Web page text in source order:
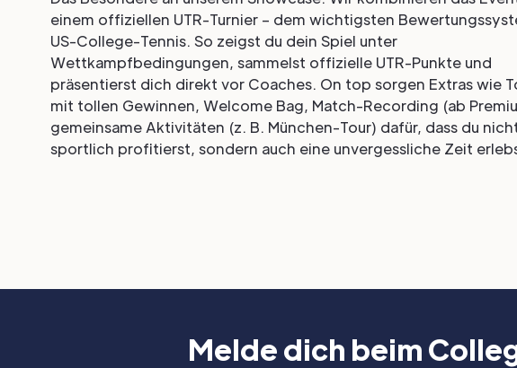
einem offiziellen UTR-Turnier – dem wichtigsten
US-College-Tennis. So zeigst du dein Spiel unter
Wettkampfbedingungen, sammelst offizielle UTR-Punkte und
präsentierst dich direkt vor Coaches. On top sorgen Extras wie
mit tollen Gewinnen, Welcome Bag, Match-Recording (ab
gemeinsame Aktivitäten (z. B. München-Tour) dafür, dass du
sportlich profitierst, sondern auch eine unvergessliche Zeit
Melde dich beim